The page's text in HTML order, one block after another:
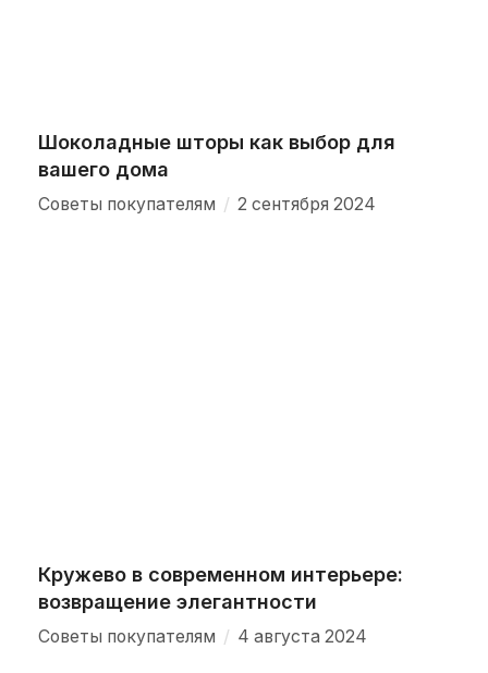
Шоколадные шторы как выбор для
вашего дома
Советы покупателям / 2 сентября 2024
Кружево в современном интерьере:
возвращение элегантности
Советы покупателям / 4 августа 2024